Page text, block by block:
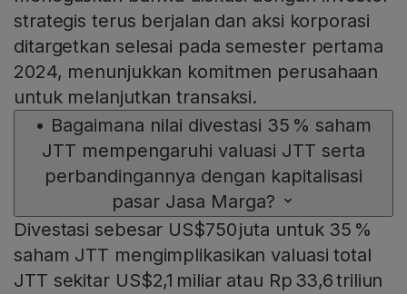
strategis terus berjalan dan aksi korporasi
ditargetkan selesai pada semester pertama
2024, menunjukkan komitmen perusahaan
untuk melanjutkan transaksi.
• Bagaimana nilai divestasi 35 % saham
JTT mempengaruhi valuasi JTT serta
perbandingannya dengan kapitalisasi
pasar Jasa Marga?
Divestasi sebesar US$750 juta untuk 35 %
saham JTT mengimplikasikan valuasi total
JTT sekitar US$2,1 miliar atau Rp 33,6 triliun